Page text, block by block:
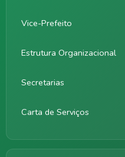
Vice-Prefeito
Estrutura Organizacional
Secretarias
Carta de Serviços